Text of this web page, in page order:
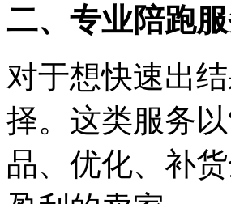
二、专业陪跑
对于想快速出
择。这类服务
品、优化、补